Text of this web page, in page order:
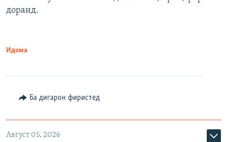
доранд.
Идома
Ба дигарон фиристед
Август 05, 2026